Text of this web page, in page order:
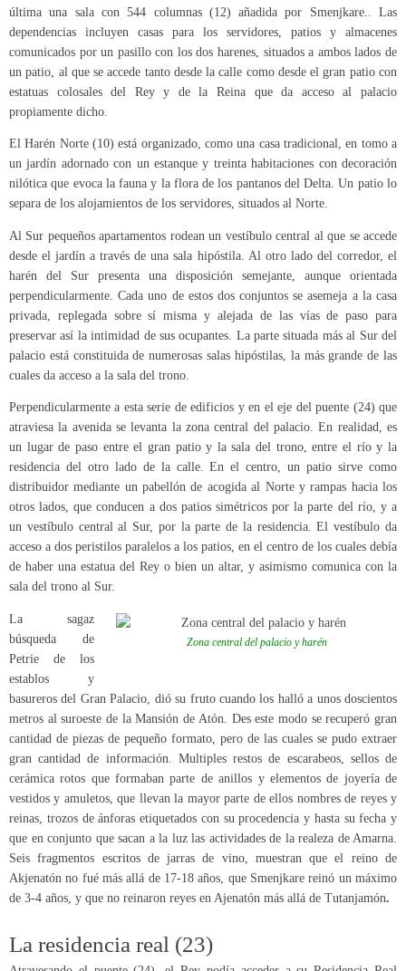
última una sala con 544 columnas (12) añadida por Smenjkare.. Las
dependencias incluyen casas para los servidores, patios y almacenes
comunicados por un pasillo con los dos harenes, situados a ambos lados de
un patio, al que se accede tanto desde la calle como desde el gran patio con
estatuas colosales del Rey y de la Reina que da acceso al palacio
propiamente dicho.
El Harén Norte (10) está organizado, como una casa tradicional, en tomo a
un jardín adornado con un estanque y treinta habitaciones con decoración
nilótica que evoca la fauna y la flora de los pantanos del Delta. Un patio lo
separa de los alojamientos de los servidores, situados al Norte.
Al Sur pequeños apartamentos rodean un vestíbulo central al que se accede
desde el jardín a través de una sala hipóstila. Al otro lado del corredor, el
harén del Sur presenta una disposición semejante, aunque orientada
perpendicularmente. Cada uno de estos dos conjuntos se asemeja a la casa
privada, replegada sobre sí misma y alejada de las vías de paso para
preservar así la intimidad de sus ocupantes. La parte situada más al Sur del
palacio está constituida de numerosas salas hipóstilas, la más grande de las
cuales da acceso a la sala del trono.
Perpendicularmente a esta serie de edificios y en el eje del puente (24) que
atraviesa la avenida se levanta la zona central del palacio. En realidad, es
un lugar de paso entre el gran patio y la sala del trono, entre el río y la
residencia del otro lado de la calle. En el centro, un patio sirve como
distribuidor mediante un pabellón de acogida al Norte y rampas hacia los
otros lados, que conducen a dos patios simétricos por la parte del río, y a
un vestíbulo central al Sur, por la parte de la residencia. El vestíbulo da
acceso a dos peristilos paralelos a los patios, en el centro de los cuales debía
de haber una estatua del Rey o bien un altar, y asimismo comunica con la
sala del trono al Sur.
Zona central del palacio y harén
La sagaz
búsqueda de
Petrie de los
establos y
basureros del Gran Palacio, dió su fruto cuando los halló a unos doscientos
metros al suroeste de la Mansión de Atón. Des este modo se recuperó gran
cantidad de piezas de pequeño formato, pero de las cuales se pudo extraer
gran cantidad de información. Multiples restos de escarabeos, sellos de
cerámica rotos que formaban parte de anillos y elementos de joyería de
vestidos y amuletos, que llevan la mayor parte de ellos nombres de reyes y
reinas, trozos de ánforas etiquetados con su procedencia y hasta su fecha y
que en conjunto que sacan a la luz las actividades de la realeza de Amarna.
Seis fragmentos escritos de jarras de vino, muestran que el reino de
Akjenatón no fué más allá de 17-18 años, que Smenjkare reinó un máximo
de 3-4 años, y que no reinaron reyes en Ajenatón más allá de Tutanjamón.
La residencia real (23)